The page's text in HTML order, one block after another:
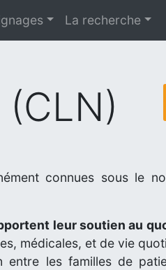
La recherche
connues sous le
leur soutien au
médicales, et de vie
les familles de